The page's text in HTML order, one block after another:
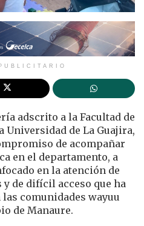
adscrito a la Facultad de
Universidad de La Guajira,
de acompañar
en el departamento, a
en la atención de
de difícil acceso que ha
comunidades wayuu
de Manaure.